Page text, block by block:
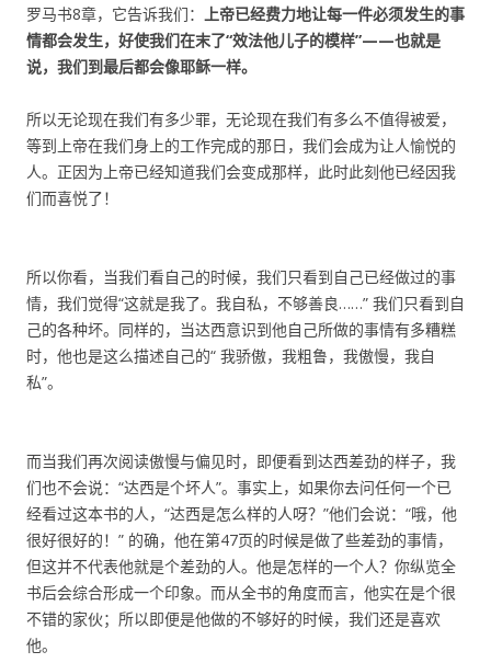
罗马书8章，它告诉我们： 上帝已经费力地让每一件必须发生的事
情都会发生，好使我们在末了“效法他儿子的模样”——也就是
说，我们到最后都会像耶稣一样。
所以无论现在我们有多少罪，无论现在我们有多么不值得被爱，
等到上帝在我们身上的工作完成的那日，我们会成为让人愉悦的
人。正因为上帝已经知道我们会变成那样，此时此刻他已经因我
们而喜悦了！
所以你看，当我们看自己的时候，我们只看到自己已经做过的事
情，我们觉得“这就是我了。我自私，不够善良……” 我们只看到自
己的各种坏。同样的，当达西意识到他自己所做的事情有多糟糕
时，他也是这么描述自己的“ 我骄傲，我粗鲁，我傲慢，我自
私”。
而当我们再次阅读傲慢与偏见时，即便看到达西差劲的样子，我
们也不会说：“达西是个坏人”。事实上，如果你去问任何一个已
经看过这本书的人，“达西是怎么样的人呀？”他们会说：“哦，他
很好很好的！” 的确，他在第47页的时候是做了些差劲的事情，
但这并不代表他就是个差劲的人。他是怎样的一个人？你纵览全
书后会综合形成一个印象。而从全书的角度而言，他实在是个很
不错的家伙；所以即便是他做的不够好的时候，我们还是喜欢
他。